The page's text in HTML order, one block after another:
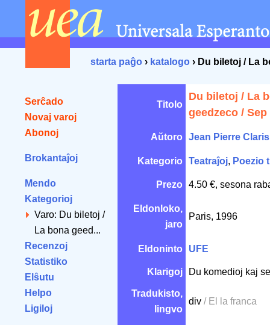
starta paĝo › katalogo › Du biletoj / La
Serĉado
Novaj varoj
Abonoj
Brokantaĵoj
Mendo
Kategorioj
Varo: Du biletoj /
La bona geed...
Recenzoj
Statistiko
Elŝutu
Helpo
Ligiloj
Titolo
Du biletoj / La
geedzeco /
Aŭtoro Jean Pierre
Kategorio Teatraĵoj, Poezio
Prezo 4.50 €, sesona
Eldonloko,
jaro
Paris, 1996
Eldoninto UFE
Klarigoj Du komedioj kaj
Tradukisto,
lingvo
div / El la franca